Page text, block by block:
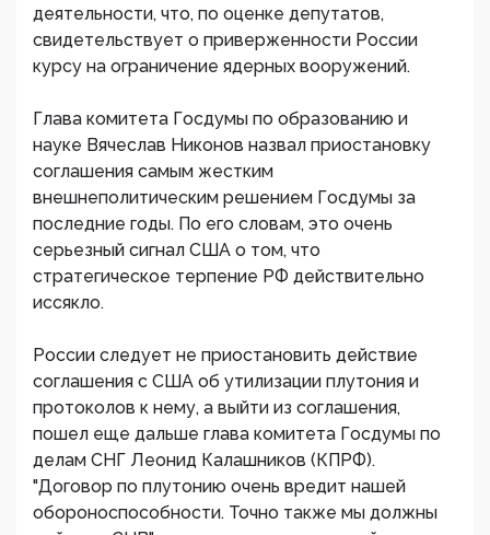
деятельности, что, по оценке депутатов,
свидетельствует о приверженности России
курсу на ограничение ядерных вооружений.
Глава комитета Госдумы по образованию и
науке Вячеслав Никонов назвал приостановку
соглашения самым жестким
внешнеполитическим решением Госдумы за
последние годы. По его словам, это очень
серьезный сигнал США о том, что
стратегическое терпение РФ действительно
иссякло.
России следует не приостановить действие
соглашения с США об утилизации плутония и
протоколов к нему, а выйти из соглашения,
пошел еще дальше глава комитета Госдумы по
делам СНГ Леонид Калашников (КПРФ).
"Договор по плутонию очень вредит нашей
обороноспособности. Точно также мы должны